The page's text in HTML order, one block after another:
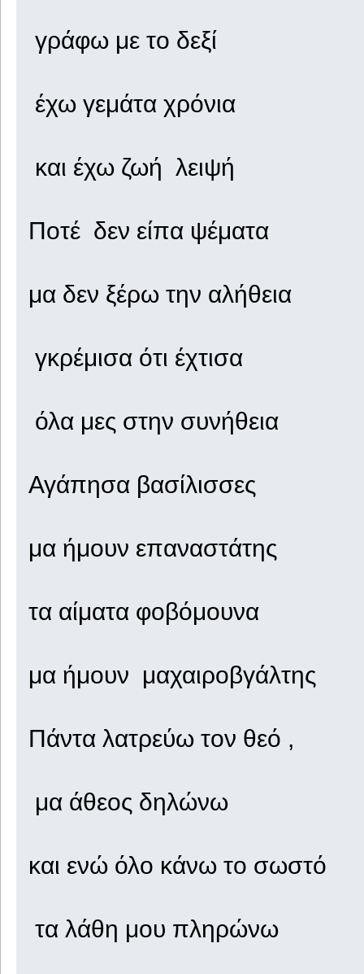
γράφω με το δεξί
έχω γεμάτα χρόνια
και έχω ζωή λειψή
Ποτέ δεν είπα ψέματα
μα δεν ξέρω την αλήθεια
γκρέμισα ότι έχτισα
όλα μες στην συνήθεια
Αγάπησα βασίλισσες
μα ήμουν επαναστάτης
τα αίματα φοβόμουνα
μα ήμουν μαχαιροβγάλτης
Πάντα λατρεύω τον θεό ,
μα άθεος δηλώνω
και ενώ όλο κάνω το σωστό
τα λάθη μου πληρώνω